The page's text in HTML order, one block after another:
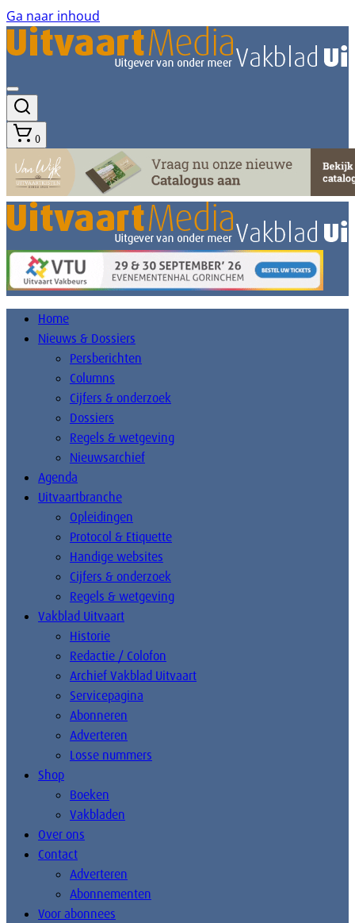
Ga naar inhoud
0
Home
Nieuws & Dossiers
Persberichten
Columns
Cijfers & onderzoek
Dossiers
Regels & wetgeving
Nieuwsarchief
Agenda
Uitvaartbranche
Opleidingen
Protocol & Etiquette
Handige websites
Cijfers & onderzoek
Regels & wetgeving
Vakblad Uitvaart
Historie
Redactie / Colofon
Archief Vakblad Uitvaart
Servicepagina
Abonneren
Adverteren
Losse nummers
Shop
Boeken
Vakbladen
Over ons
Contact
Adverteren
Abonnementen
Voor abonnees